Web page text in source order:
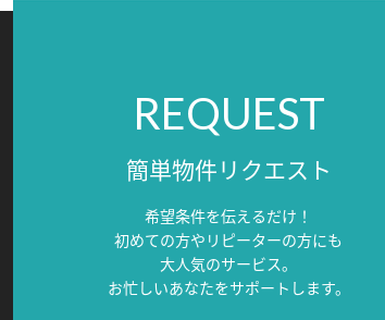
REQUEST
簡単物件リクエスト
希望条件を伝えるだけ！
初めての方やリピーターの方にも
大人気のサービス。
お忙しいあなたをサポートします。